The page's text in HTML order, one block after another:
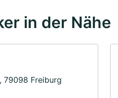
in der Nähe
79098 Freiburg